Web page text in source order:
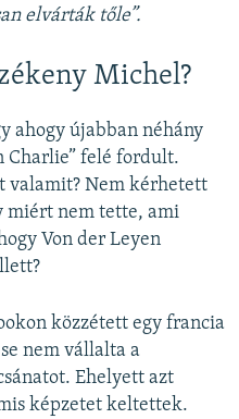
elvárták tőle”.
Michel?
ahogy újabban néhány
Charlie” felé fordult.
valamit? Nem kérhetett
miért nem tette, ami
Von der Leyen
közzétett egy francia
nem vállalta a
Ehelyett azt
képzetet keltettek.